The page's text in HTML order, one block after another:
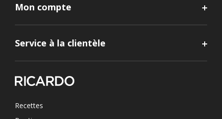
Mon compte
Service à la clientèle
Recettes